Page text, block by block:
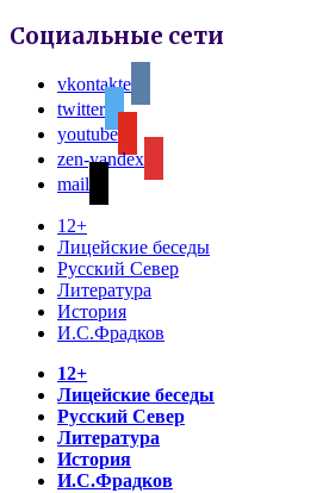
Социальные сети
vkontakte
twitter
youtube
zen-yandex
mail
12+
Лицейские беседы
Русский Север
Литература
История
И.С.Фрадков
12+
Лицейские беседы
Русский Север
Литература
История
И.С.Фрадков